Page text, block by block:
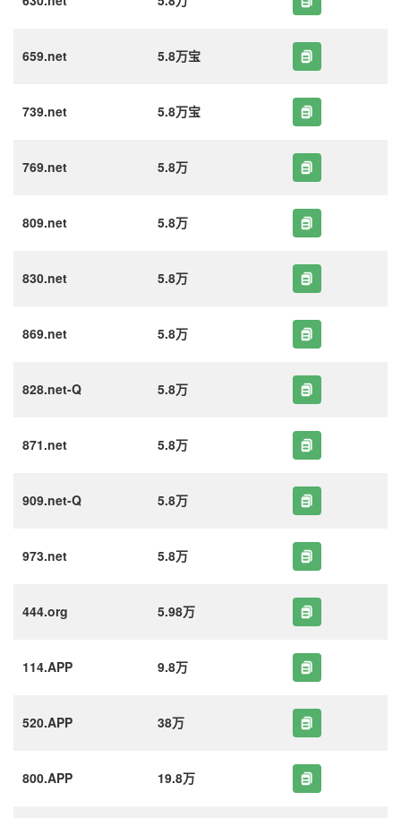
659.net 5.8万宝
739.net 5.8万宝
769.net 5.8万
809.net 5.8万
830.net 5.8万
869.net 5.8万
828.net-Q 5.8万
871.net 5.8万
909.net-Q 5.8万
973.net 5.8万
444.org 5.98万
114.APP 9.8万
520.APP 38万
800.APP 19.8万